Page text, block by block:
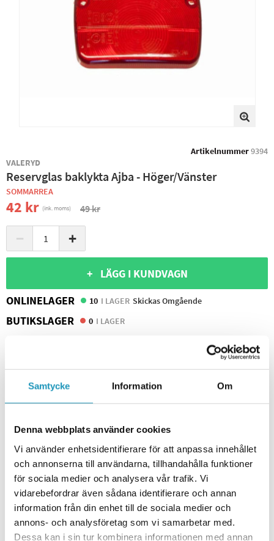
Samtycke Information Om
Denna webbplats använder cookies
Vi använder enhetsidentifierare för att anpassa innehållet
och annonserna till användarna, tillhandahålla funktioner
för sociala medier och analysera vår trafik. Vi
vidarebefordrar även sådana identifierare och annan
information från din enhet till de sociala medier och
annons- och analysföretag som vi samarbetar med.
Dessa kan i sin tur kombinera informationen med annan
Artikelnummer9394
VALERYD
Reservglas baklykta Ajba - Höger/Vänster
SOMMARREA
42 kr (ink. moms) 49 kr
− +
+ LÄGG I KUNDVAGN
ONLINELAGER
10 I LAGER Skickas Omgående
BUTIKSLAGER 0 I LAGER
Spara produkt
Frågor om produkten?
LIKVÄRDIGA PRODUKTER
VALERYD
Baklampa Ajba - Kabelgenomföring -
144 kr (ink. moms) 169 kr
NA TOOLS